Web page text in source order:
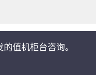
值机柜台咨询。